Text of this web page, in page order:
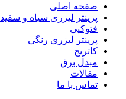
صفحه اصلی
پرینتر لیزری سیاه و سفید
فتوکپی
پرینتر لیزری رنگی
کاتریج
مبدل برق
مقالات
تماس با ما